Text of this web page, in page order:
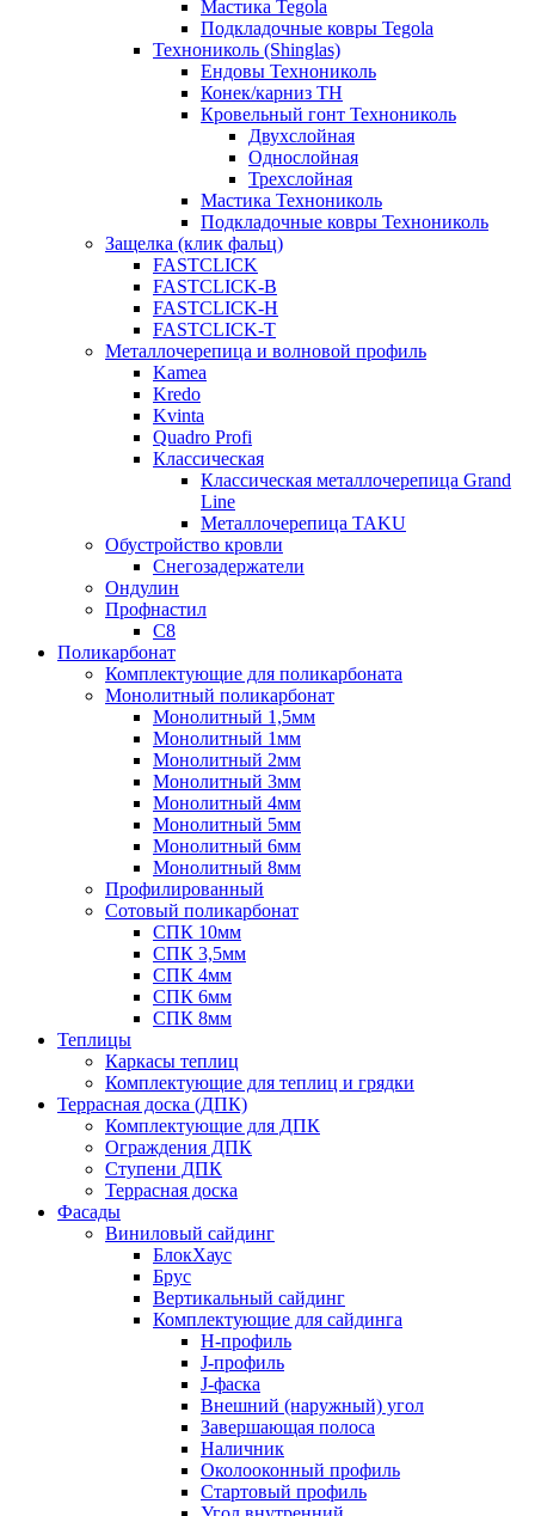
Мастика Tegola
Подкладочные ковры Tegola
Технониколь (Shinglas)
Ендовы Технониколь
Конек/карниз ТН
Кровельный гонт Технониколь
Двухслойная
Однослойная
Трехслойная
Мастика Технониколь
Подкладочные ковры Технониколь
Защелка (клик фальц)
FASTCLICK
FASTCLICK-B
FASTCLICK-H
FASTCLICK-T
Металлочерепица и волновой профиль
Kamea
Kredo
Kvinta
Quadro Profi
Классическая
Классическая металлочерепица Grand
Line
Металлочерепица TAKU
Обустройство кровли
Снегозадержатели
Ондулин
Профнастил
С8
Поликарбонат
Комплектующие для поликарбоната
Монолитный поликарбонат
Монолитный 1,5мм
Монолитный 1мм
Монолитный 2мм
Монолитный 3мм
Монолитный 4мм
Монолитный 5мм
Монолитный 6мм
Монолитный 8мм
Профилированный
Сотовый поликарбонат
СПК 10мм
СПК 3,5мм
СПК 4мм
СПК 6мм
СПК 8мм
Теплицы
Каркасы теплиц
Комплектующие для теплиц и грядки
Террасная доска (ДПК)
Комплектующие для ДПК
Ограждения ДПК
Ступени ДПК
Террасная доска
Фасады
Виниловый сайдинг
БлокХаус
Брус
Вертикальный сайдинг
Комплектующие для сайдинга
H-профиль
J-профиль
J-фаска
Внешний (наружный) угол
Завершающая полоса
Наличник
Околооконный профиль
Стартовый профиль